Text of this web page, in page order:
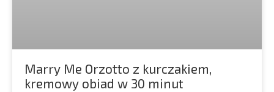
Marry Me Orzotto z kurczakiem,
kremowy obiad w 30 minut